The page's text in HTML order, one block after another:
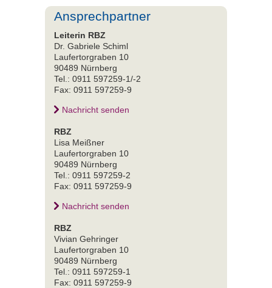
Ansprechpartner
Leiterin RBZ
Dr. Gabriele Schiml
Laufertorgraben 10
90489 Nürnberg
Tel.: 0911 597259-1/-2
Fax: 0911 597259-9
Nachricht senden
RBZ
Lisa Meißner
Laufertorgraben 10
90489 Nürnberg
Tel.: 0911 597259-2
Fax: 0911 597259-9
Nachricht senden
RBZ
Vivian Gehringer
Laufertorgraben 10
90489 Nürnberg
Tel.: 0911 597259-1
Fax: 0911 597259-9